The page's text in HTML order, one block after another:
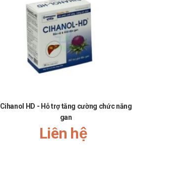
Cihanol HD - Hỗ trợ tăng cường chức năng
gan
Liên hệ